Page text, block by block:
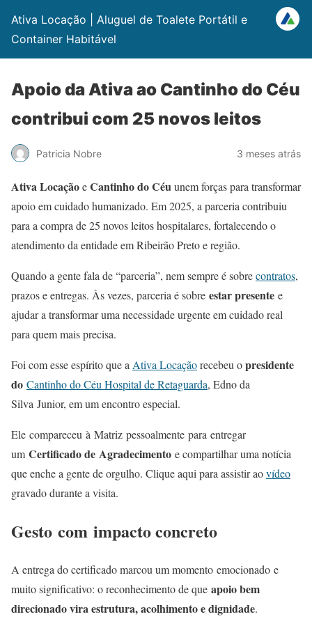
Ativa Locação | Aluguel de Toalete Portátil e
Container Habitável
Apoio da Ativa ao Cantinho do Céu
contribui com 25 novos leitos
Patricia Nobre 3 meses atrás
Ativa LocaçãoeCantinho do Céuunem forças para transformar
apoio em cuidado humanizado. Em 2025, a parceria contribuiu
para a compra de 25 novos leitos hospitalares, fortalecendo o
atendimento da entidade em Ribeirão Preto e região.
Quando a gente fala de “parceria”, nem sempre é sobrecontratos,
prazos e entregas. Às vezes, parceria é sobre estar presente e
ajudar a transformar uma necessidade urgente em cuidado real
para quem mais precisa.
Foi com esse espírito que a Ativa Locaçãorecebeu opresidente
do Cantinho do Céu Hospital de Retaguarda, Edno da
Silva Junior, em um encontro especial.
Ele compareceu à Matriz pessoalmente para entregar
um Certificado de Agradecimento e compartilhar uma notícia
que enche a gente de orgulho. Clique aqui para assistir aovídeo
gravado durante a visita.
Gesto com impacto concreto
A entrega do certificado marcou um momento emocionado e
muito significativo: o reconhecimento de que apoio bem
direcionado vira estrutura, acolhimento e dignidade.